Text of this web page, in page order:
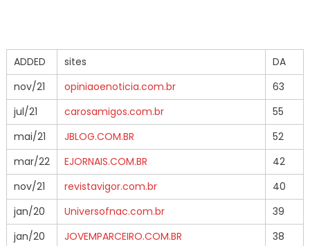
ADDED sites
DA
nov/21
opiniaoenoticia.com.br
63
jul/21
carosamigos.com.br
55
mai/21
JBLOG.COM.BR
52
mar/22
EJORNAIS.COM.BR
42
nov/21
revistavigor.com.br
40
jan/20
Universofnac.com.br
39
jan/20
JOVEMPARCEIRO.COM.BR
38